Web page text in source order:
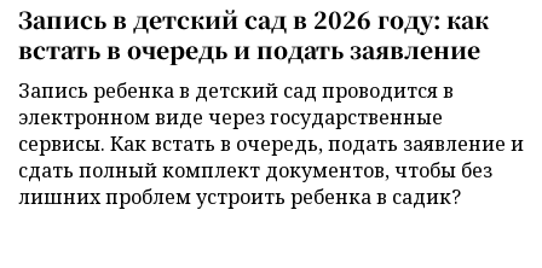
Запись в детский сад в 2026 году: как
встать в очередь и подать заявление
Запись ребенка в детский сад проводится в
электронном виде через государственные
сервисы. Как встать в очередь, подать заявление и
сдать полный комплект документов, чтобы без
лишних проблем устроить ребенка в садик?